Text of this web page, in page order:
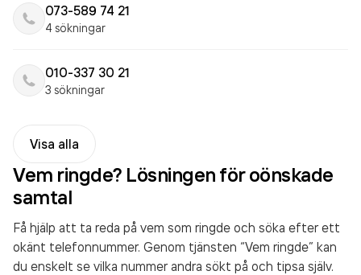
073-589 74 21
4 sökningar
010-337 30 21
3 sökningar
Visa alla
Vem ringde? Lösningen för oönskade
samtal
Få hjälp att ta reda på vem som ringde och söka efter ett
okänt telefonnummer. Genom tjänsten “Vem ringde” kan
du enskelt se vilka nummer andra sökt på och tipsa själv.